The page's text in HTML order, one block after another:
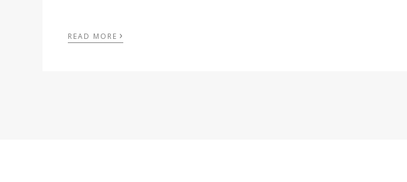
READ MORE ›